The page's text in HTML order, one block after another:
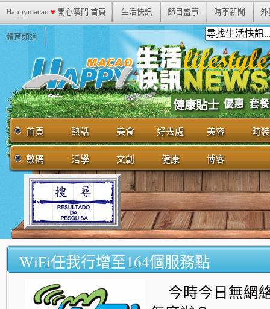
Happymacao ♥ 開心澳門 首頁 生活快訊 節目盛事 時事新聞 外
體育頻道
健康貼士 優惠 套餐
首頁 熱話 美食 好去處 美容 時裝
數碼 活學 文創 健康 博客
WiFi任我行增至164個服務點
今時今日無網